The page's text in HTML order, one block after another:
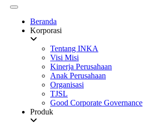
Beranda
Korporasi
Tentang INKA
Visi Misi
Kinerja Perusahaan
Anak Perusahaan
Organisasi
TJSL
Good Corporate Governance
Produk